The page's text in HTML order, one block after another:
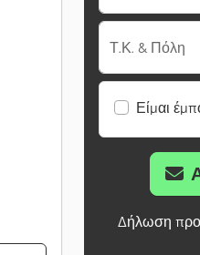
Τ.Κ. & Πόλη
Είμαι
Δήλωση